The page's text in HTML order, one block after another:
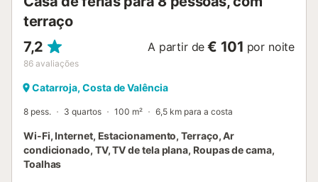
terraço
7,2
86 avaliações
A partir de € 101 por noite
Catarroja, Costa de Valência
8 pess. 3 quartos 100 m² 6,5 km para a costa
Wi-Fi, Internet, Estacionamento, Terraço, Ar
condicionado, TV, TV de tela plana, Roupas de cama,
Toalhas